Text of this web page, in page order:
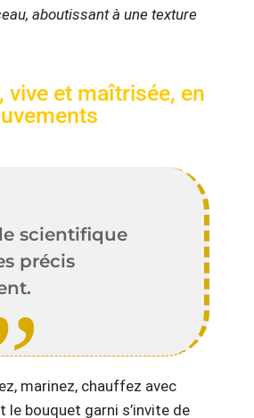
aboutissant à une texture
vive et maîtrisée, en
scientifique
précis
marinez, chauffez avec
le bouquet garni s’invite de